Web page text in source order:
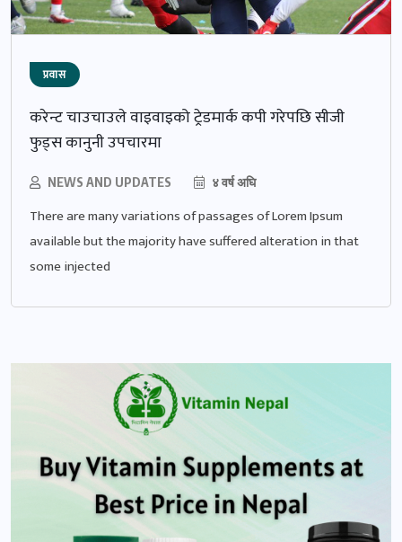
प्रवास
करेन्ट चाउचाउले वाइवाइको ट्रेडमार्क कपी गरेपछि सीजी
फुड्स कानुनी उपचारमा
NEWS AND UPDATES ४ वर्ष अघि
There are many variations of passages of Lorem Ipsum
available but the majority have suffered alteration in that
some injected